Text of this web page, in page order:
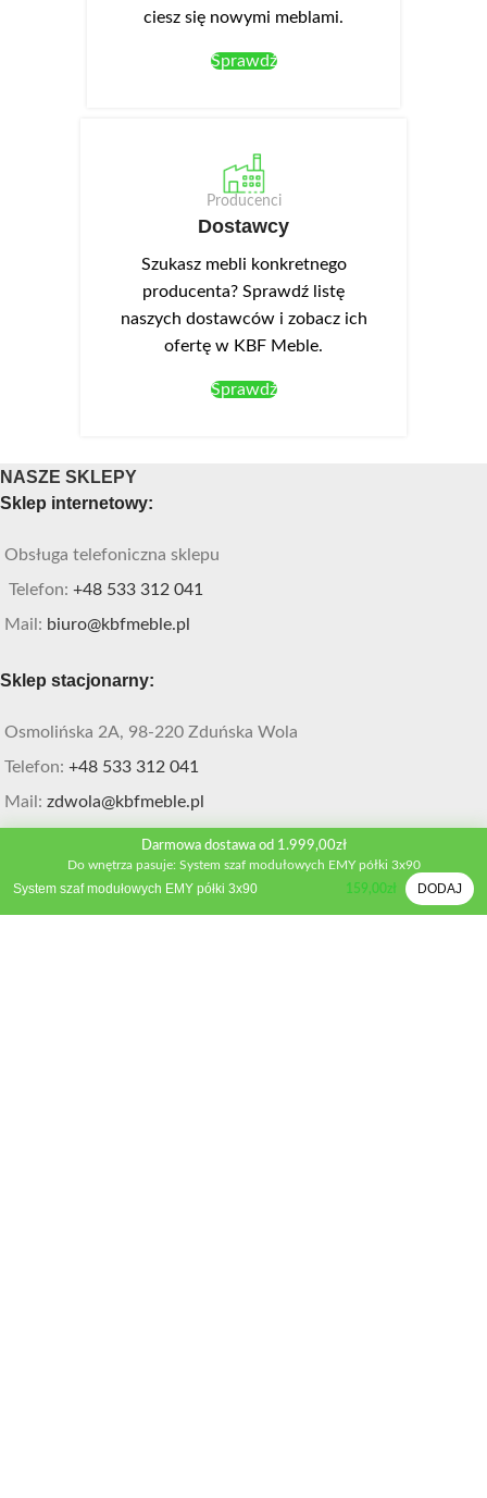
ciesz się nowymi meblami.
Sprawdź
Producenci
Dostawcy
Szukasz mebli konkretnego
producenta? Sprawdź listę
naszych dostawców i zobacz ich
ofertę w KBF Meble.
Sprawdź
NASZE SKLEPY
Sklep internetowy:
Obsługa telefoniczna sklepu
Telefon: +48 533 312 041
Mail: biuro@kbfmeble.pl
Sklep stacjonarny:
Osmolińska 2A, 98-220 Zduńska Wola
Telefon: +48 533 312 041
Mail: zdwola@kbfmeble.pl
PORADNIKI
O czym pamiętać projektując kuchnię! 9 rzeczy, o
Darmowa dostawa od 1.999,00zł
Do wnętrza pasuje: System szaf modułowych EMY półki 3x90
System szaf modułowych EMY półki 3x90 159,00zł DODAJ